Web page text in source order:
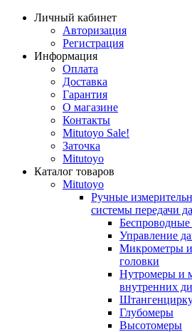
Личный кабинет
Авторизация
Регистрация
Информация
Оплата
Доставка
Гарантия
О магазине
Контакты
Mitutoyo Sale!
Заточка
Mitutoyo
Каталог товаров
Mitutoyo
Ручные
системы передачи
Управление
Микрометры
головки
Нутромеры и
внутренних
Глубомеры
Высотомеры